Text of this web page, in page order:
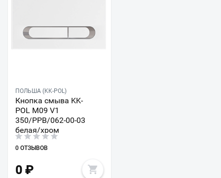
ПОЛЬША (KK-POL)
Кнопка смыва KK-
POL M09 V1
350/PPB/062-00-03
белая/хром
0 ОТЗЫВОВ
0 ₽